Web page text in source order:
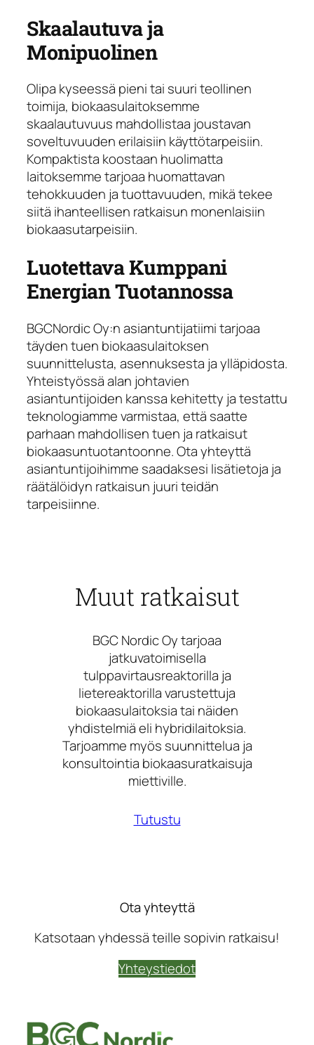
Skaalautuva ja
Monipuolinen
Olipa kyseessä pieni tai suuri teollinen
toimija, biokaasulaitoksemme
skaalautuvuus mahdollistaa joustavan
soveltuvuuden erilaisiin käyttötarpeisiin.
Kompaktista koostaan huolimatta
laitoksemme tarjoaa huomattavan
tehokkuuden ja tuottavuuden, mikä tekee
siitä ihanteellisen ratkaisun monenlaisiin
biokaasutarpeisiin.
Luotettava Kumppani
Energian Tuotannossa
BGCNordic Oy:n asiantuntijatiimi tarjoaa
täyden tuen biokaasulaitoksen
suunnittelusta, asennuksesta ja ylläpidosta.
Yhteistyössä alan johtavien
asiantuntijoiden kanssa kehitetty ja testattu
teknologiamme varmistaa, että saatte
parhaan mahdollisen tuen ja ratkaisut
biokaasuntuotantoonne. Ota yhteyttä
asiantuntijoihimme saadaksesi lisätietoja ja
räätälöidyn ratkaisun juuri teidän
tarpeisiinne.
Muut ratkaisut
BGC Nordic Oy tarjoaa
jatkuvatoimisella
tulppavirtausreaktorilla ja
lietereaktorilla varustettuja
biokaasulaitoksia tai näiden
yhdistelmiä eli hybridilaitoksia.
Tarjoamme myös suunnittelua ja
konsultointia biokaasuratkaisuja
miettiville.
Tutustu
Ota yhteyttä
Katsotaan yhdessä teille sopivin ratkaisu!
Yhteystiedot